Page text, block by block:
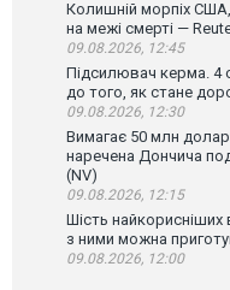
Колишній морпіх США,
на межі смерті —
09.08.2026, 12:45
Підсилювач керма. 4
до того, як стане
09.08.2026, 12:30
Вимагає 50 млн
наречена Дончича
(NV)
09.08.2026, 12:15
Шість
з ними можна
09.08.2026, 12:00